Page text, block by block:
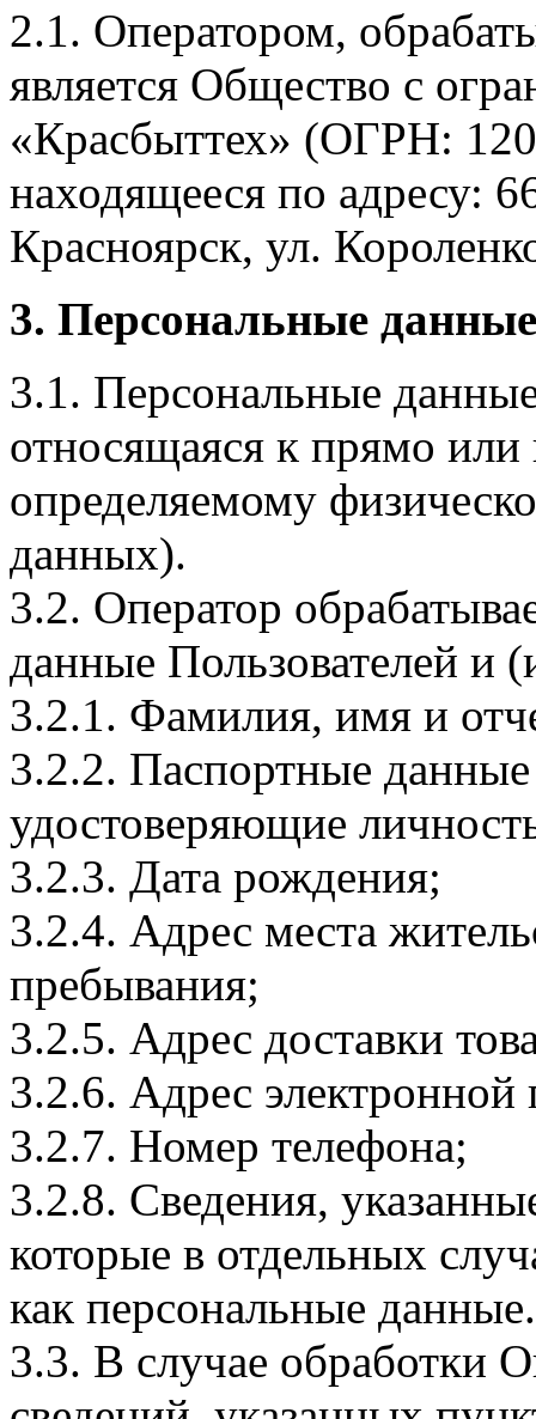
2.1. Оператором,
является Общество с
«Красбыттех» (ОГРН:
находящееся по адресу:
Красноярск, ул.
3. Персональные
3.1. Персональные
относящаяся к прямо
определяемому
данных).
3.2. Оператор
данные Пользователей и
3.2.1. Фамилия, имя и
3.2.2. Паспортные
удостоверяющие
3.2.3. Дата рождения;
3.2.4. Адрес места
пребывания;
3.2.5. Адрес доставки
3.2.6. Адрес электронной
3.2.7. Номер телефона;
3.2.8. Сведения,
которые в отдельных
как персональные данные.
3.3. В случае обработки